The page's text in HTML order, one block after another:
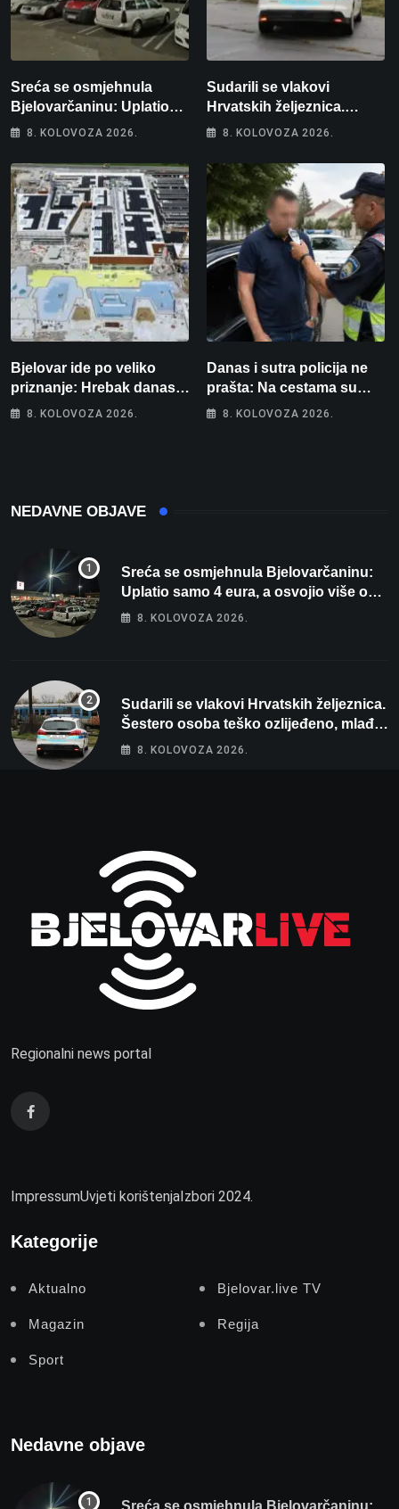
Sreća se osmjehnula
Bjelovarčaninu: Uplatio
samo 4 eura, a osvojio
8. KOLOVOZA 2026.
Sudarili se vlakovi
Hrvatskih željeznica.
Šestero osoba teško
intenzivnoj
8. KOLOVOZA 2026.
Bjelovar ide po veliko
priznanje: Hrebak danas u
Parizu predstavlja
8. KOLOVOZA 2026.
Danas i sutra policija ne
prašta: Na cestama su
posebno na meti ovi
8. KOLOVOZA 2026.
NEDAVNE OBJAVE
Sreća se osmjehnula Bjelovarčaninu:
Uplatio samo 4 eura, a osvojio više od
80 tisuća eura
8. KOLOVOZA 2026.
Sudarili se vlakovi Hrvatskih željeznica.
Šestero osoba teško ozlijeđeno, mlađa
žena na intenzivnoj
8. KOLOVOZA 2026.
Regionalni news portal
ImpressumUvjeti korištenjaIzbori 2024.
Kategorije
Aktualno Bjelovar.live TV
Magazin Regija
Sport
Nedavne objave
Sreća se osmjehnula Bjelovarčaninu: